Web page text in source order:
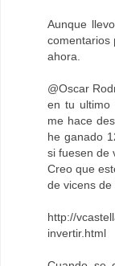
Aunque
comentarios
ahora.
@Oscar
en tu ultimo
me hace
he ganado
si fuesen de
Creo que
de vicens
http://
invertir.html